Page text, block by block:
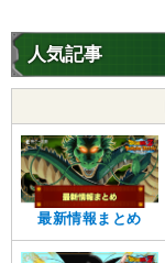
悟空3
7.5 /10点
人気記事
最新情報まとめ